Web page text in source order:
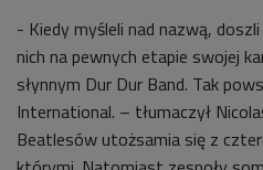
- Kiedy myśleli nad nazwą,
nich na pewnych etapie swojej
słynnym Dur Dur Band. Tak
International. – tłumaczył
Beatlesów utożsamia się z